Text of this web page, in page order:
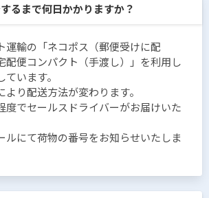
るまで何日かかりますか？
運輸の「ネコポス（郵便受けに配
配便コンパクト（手渡し）」を利用し
います。
り配送方法が変わります。
度でセールスドライバーがお届けいた
ルにて荷物の番号をお知らせいたしま